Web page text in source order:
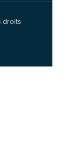
droits